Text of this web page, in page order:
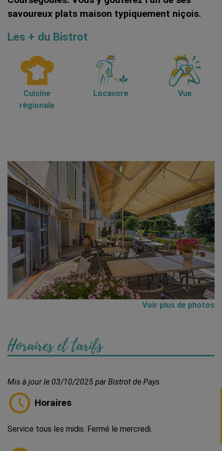
savoureux plats maison typiquement niçois.
Les + du Bistrot
Cuisine
régionale
Locavore Vue
Voir plus de photos
Horaires et tarifs
Mis à jour le 03/10/2025 par Bistrot de Pays
Horaires
Service tous les midis. Fermé le mercredi.